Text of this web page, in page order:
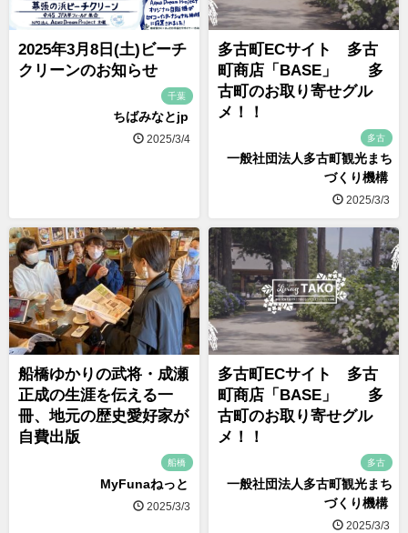
2025年3月8日(土)ビーチ
クリーンのお知らせ
千葉
ちばみなとjp
2025/3/4
多古町ECサイト 多古
町商店「BASE」 多
古町のお取り寄せグル
メ！！
多古
一般社団法人多古町観光まち
づくり機構
2025/3/3
船橋ゆかりの武将・成瀬
正成の生涯を伝える一
冊、地元の歴史愛好家が
自費出版
船橋
MyFunaねっと
2025/3/3
多古町ECサイト 多古
町商店「BASE」 多
古町のお取り寄せグル
メ！！
多古
一般社団法人多古町観光まち
づくり機構
2025/3/3